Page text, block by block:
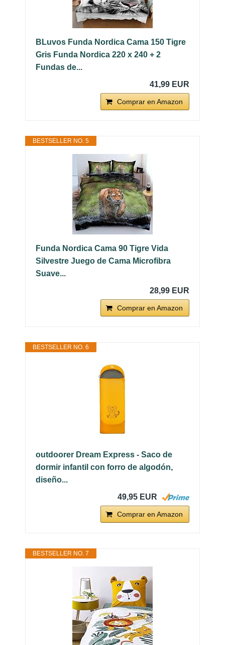
BLuvos Funda Nordica Cama 150 Tigre
Gris Funda Nordica 220 x 240 + 2
Fundas de...
41,99 EUR
Comprar en Amazon
BESTSELLER NO. 5
Funda Nordica Cama 90 Tigre Vida
Silvestre Juego de Cama Microfibra
Suave...
28,99 EUR
Comprar en Amazon
BESTSELLER NO. 6
outdoorer Dream Express - Saco de
dormir infantil con forro de algodón,
diseño...
49,95 EUR
Comprar en Amazon
BESTSELLER NO. 7